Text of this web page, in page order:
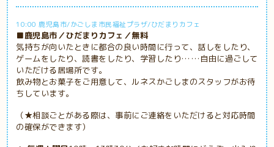
10:00 鹿児島市/かごしま市民福祉プラザ/ひだまりカフェ
■鹿児島市／ひだまりカフェ／無料
気持ちが向いたときに都合の良い時間に行って、話しをしたり、
ゲームをしたり、読書をしたり、学習したり……自由に過ごして
いただける居場所です。
飲み物とお菓子をご用意して、ルネスかごしまのスタッフがお待
ちしています。
（★相談ごとがある際は、事前にご連絡をいただけると対応時間
の確保ができます）